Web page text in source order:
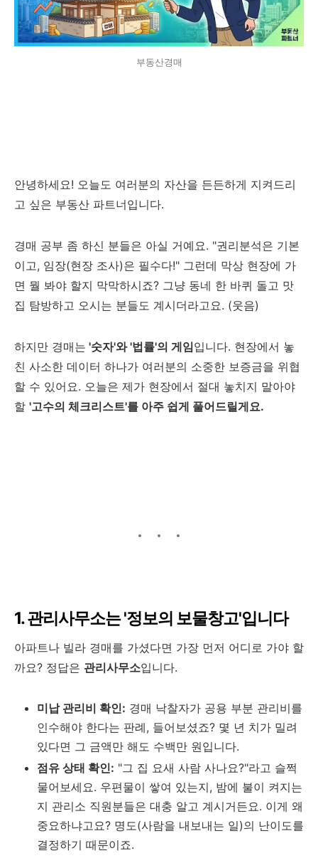
부동산경매
안녕하세요! 오늘도 여러분의 자산을 든든하게 지켜드리
고 싶은 부동산 파트너입니다.
경매 공부 좀 하신 분들은 아실 거예요. "권리분석은 기본
이고, 임장(현장 조사)은 필수다!" 그런데 막상 현장에 가
면 뭘 봐야 할지 막막하시죠? 그냥 동네 한 바퀴 돌고 맛
집 탐방하고 오시는 분들도 계시더라고요. (웃음)
하지만 경매는 '숫자'와 '법률'의 게임입니다. 현장에서 놓
친 사소한 데이터 하나가 여러분의 소중한 보증금을 위협
할 수 있어요. 오늘은 제가 현장에서 절대 놓치지 말아야
할 '고수의 체크리스트'를 아주 쉽게 풀어드릴게요.
1. 관리사무소는 '정보의 보물창고'입니다
아파트나 빌라 경매를 가셨다면 가장 먼저 어디로 가야 할
까요? 정답은 관리사무소입니다.
미납 관리비 확인: 경매 낙찰자가 공용 부분 관리비를
인수해야 한다는 판례, 들어보셨죠? 몇 년 치가 밀려
있다면 그 금액만 해도 수백만 원입니다.
점유 상태 확인: "그 집 요새 사람 사나요?"라고 슬쩍
물어보세요. 우편물이 쌓여 있는지, 밤에 불이 켜지는
지 관리소 직원분들은 대충 알고 계시거든요. 이게 왜
중요하냐고요? 명도(사람을 내보내는 일)의 난이도를
결정하기 때문이죠.